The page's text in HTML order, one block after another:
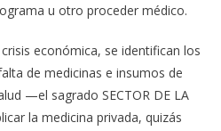
u otro proceder médico.
económica, se identifican los
de medicinas e insumos de
—el sagrado SECTOR DE LA
la medicina privada, quizás